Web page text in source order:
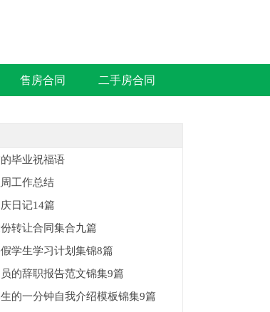
售房合同 二手房合同
毕业祝福语
工作总结
日记14篇
转让合同集合九篇
学生学习计划集锦8篇
的辞职报告范文锦集9篇
的一分钟自我介绍模板锦集9篇